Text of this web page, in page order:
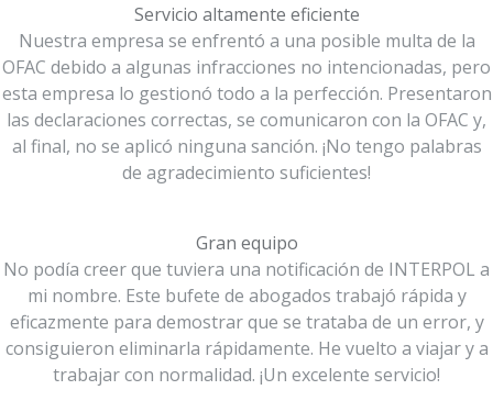
Servicio altamente eficiente
Nuestra empresa se enfrentó a una posible multa de la
OFAC debido a algunas infracciones no intencionadas, pero
esta empresa lo gestionó todo a la perfección. Presentaron
las declaraciones correctas, se comunicaron con la OFAC y,
al final, no se aplicó ninguna sanción. ¡No tengo palabras
de agradecimiento suficientes!
Gran equipo
No podía creer que tuviera una notificación de INTERPOL a
mi nombre. Este bufete de abogados trabajó rápida y
eficazmente para demostrar que se trataba de un error, y
consiguieron eliminarla rápidamente. He vuelto a viajar y a
trabajar con normalidad. ¡Un excelente servicio!